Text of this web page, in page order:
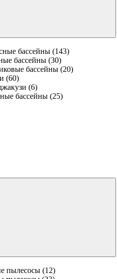
бассейны (143)
бассейны (30)
бассейны (20)
(60)
(6)
бассейны (25)
пылесосы (12)